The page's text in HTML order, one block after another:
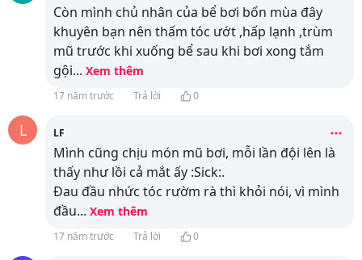
Còn mình chủ nhân của bể bơi bốn mùa đây
khuyên bạn nên thấm tóc ướt ,hấp lạnh ,trùm
mũ trước khi xuống bể sau khi bơi xong tắm
gội... Xem thêm
17 năm trước Trả lời 0
L LF
Mình cũng chịu món mũ bơi, mỗi lần đội lên là
thấy như lồi cả mắt ấy :Sick:.
Đau đầu nhức tóc rườm rà thì khỏi nói, vì mình
đầu... Xem thêm
17 năm trước Trả lời 0